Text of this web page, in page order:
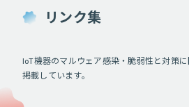
リンク集
IoT機器のマルウェア感染・脆弱性と対策
掲載しています。